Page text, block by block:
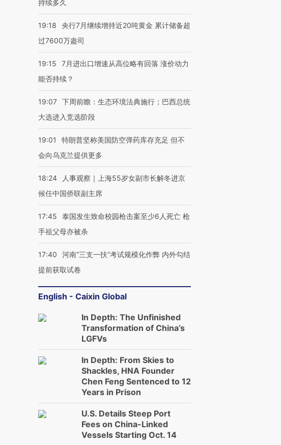
持续多久
19:18
央行7月继续增持近20吨黄金 累计储备超
过7600万盎司
19:15
7月进出口增速从高位略有回落 涨价动力
能否持续？
19:07 下周前瞻：生态环境法典施行；巴西总统
大选进入竞选阶段
19:01
特朗普坚称美国防空弹药库存充足 但不
会向乌克兰提供更多
18:24
人事观察｜上海55岁女副市长解冬进京
候任中国侨联副主席
17:45
泰国发生致命校园枪击案至少6人死亡 枪
手祖父母亦被杀
17:40
河南“三支一扶”考试规模化作弊 内外勾结
提前获取试卷
English - Caixin Global
In Depth: The Unfinished
Transformation of China’s
LGFVs
In Depth: From Skies to
Shackles, HNA Founder
Chen Feng Sentenced to 12
Years in Prison
U.S. Details Steep Port
Fees on China-Linked
Vessels Starting Oct. 14